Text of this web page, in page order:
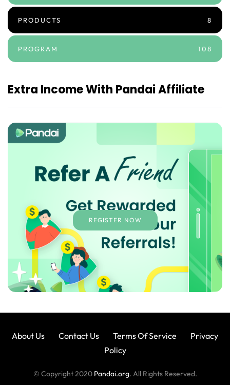
PRODUCTS 8
PROGRAM 108
Extra Income With Pandai Affiliate
REGISTER NOW
About Us Contact Us Terms Of Service
Privacy
Policy
© Copyright 2020 Pandai.org. All Rights Reserved.